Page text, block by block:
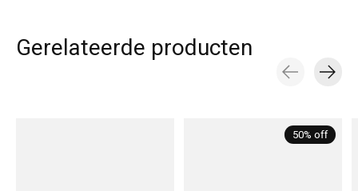
Gerelateerde producten
50% off